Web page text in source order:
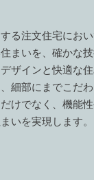
る注文住宅にお
まいを、確かな
ザインと快適な
細部にまでこだ
けでなく、機能性
いを実現します。